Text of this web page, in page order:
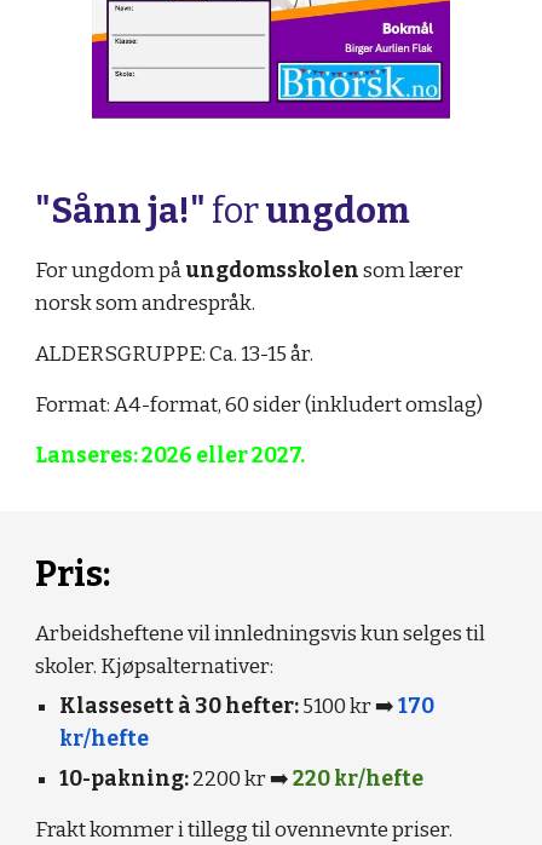
"Sånn ja!" forungdom
For ungdom påungdomsskolensom lærer
norsk som andrespråk.
ALDERSGRUPPE: Ca. 13-15 år.
Format: A4-format, 60 sider (inkludert omslag)
Lanseres: 2026 eller2027.
Pris:
Arbeidsheftene vil innledningsvis kun selges til
skoler. Kjøpsalternativer:
Klassesett à 30 hefter:5100 kr ➡️170
kr/hefte
10-pakning:2200 kr➡️220 kr/hefte
Frakt kommer i tillegg til ovennevnte priser.